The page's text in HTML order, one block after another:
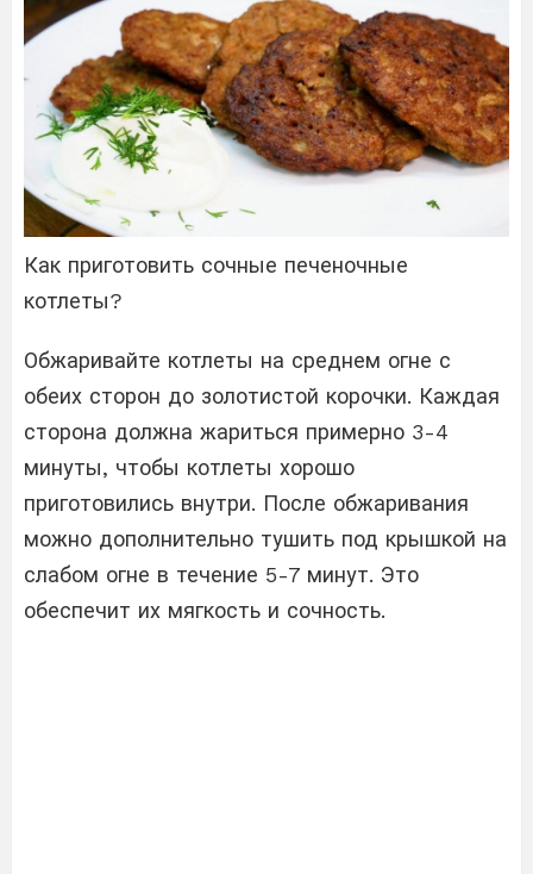
Как приготовить сочные печеночные
котлеты?
Обжаривайте котлеты на среднем огне с
обеих сторон до золотистой корочки. Каждая
сторона должна жариться примерно 3-4
минуты, чтобы котлеты хорошо
приготовились внутри. После обжаривания
можно дополнительно тушить под крышкой на
слабом огне в течение 5-7 минут. Это
обеспечит их мягкость и сочность.